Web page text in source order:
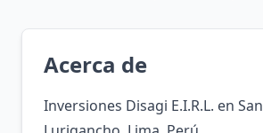
Acerca de
Inversiones Disagi E.I.R.L. en